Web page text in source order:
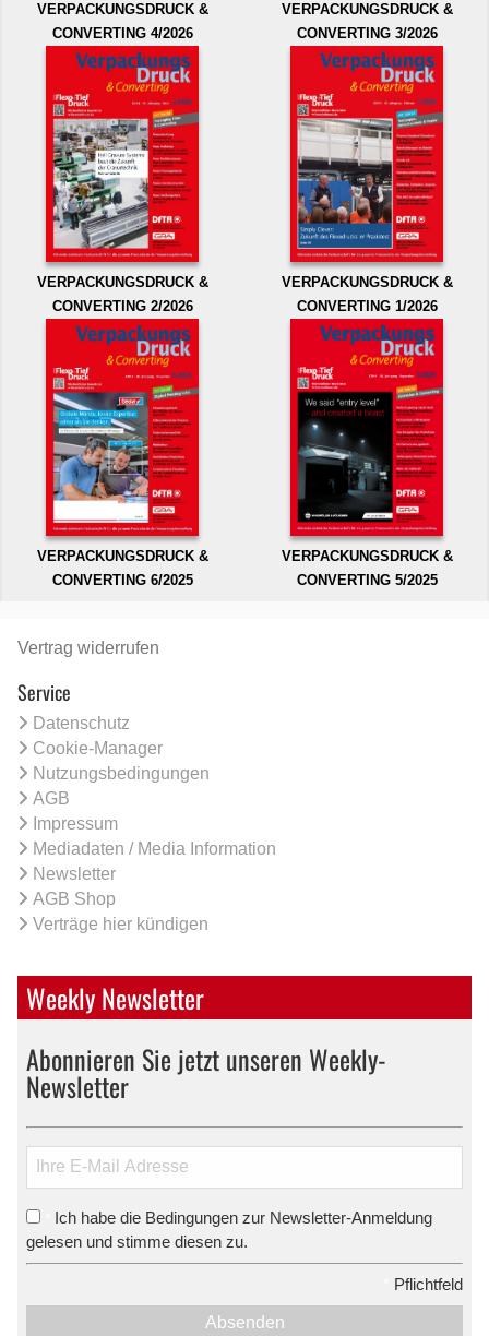
VERPACKUNGSDRUCK &
CONVERTING 4/2026
VERPACKUNGSDRUCK &
CONVERTING 3/2026
VERPACKUNGSDRUCK &
CONVERTING 2/2026
VERPACKUNGSDRUCK &
CONVERTING 1/2026
VERPACKUNGSDRUCK &
CONVERTING 6/2025
VERPACKUNGSDRUCK &
CONVERTING 5/2025
Vertrag widerrufen
Service
Datenschutz
Cookie-Manager
Nutzungsbedingungen
AGB
Impressum
Mediadaten / Media Information
Newsletter
AGB Shop
Verträge hier kündigen
Weekly Newsletter
Abonnieren Sie jetzt unseren Weekly-
Newsletter
Ich habe die Bedingungen zur Newsletter-Anmeldung
gelesen und stimme diesen zu.
Pflichtfeld
Absenden